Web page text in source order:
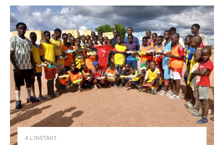
A L'INSTANT